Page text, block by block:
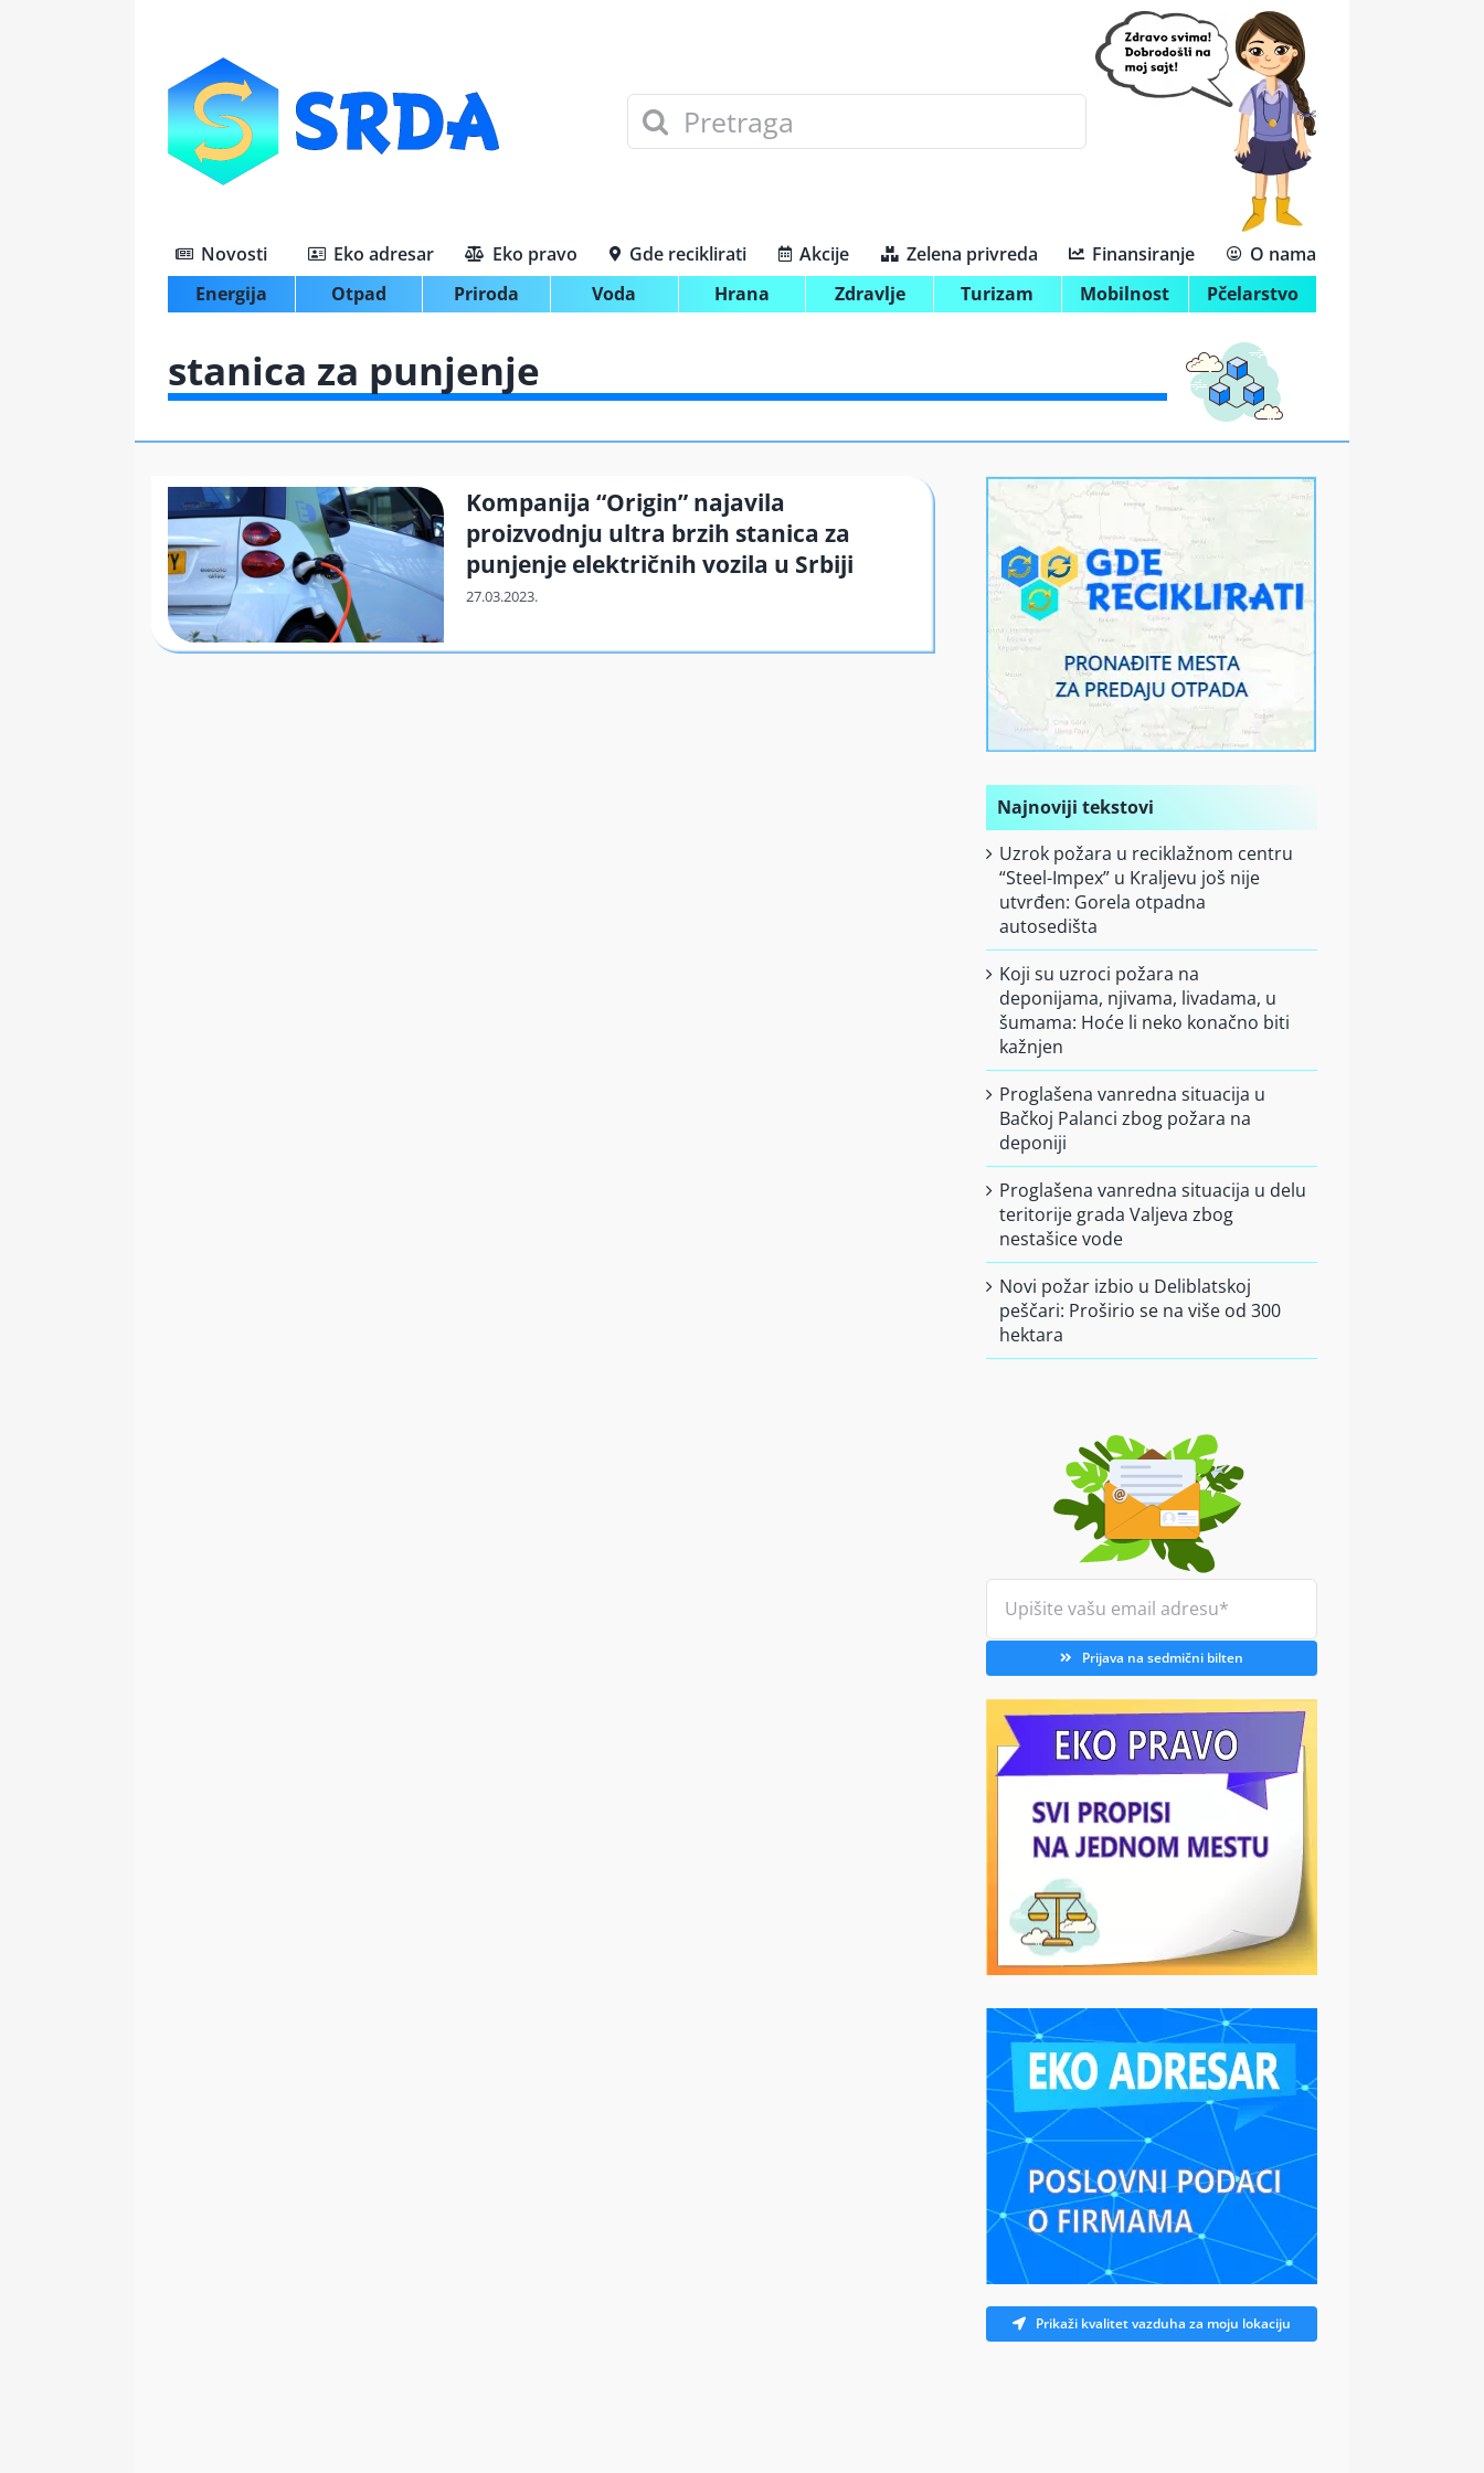
Search
for:
Novosti
Energija
Otpad Priroda Voda Hrana Zdravlje Turizam Mobilnost Pčelarstvo
Eko adresar Eko pravo Gde reciklirati Akcije Zelena privreda Finansiranje O nama
stanica za punjenje
Kompanija “Origin” najavila
proizvodnju ultra brzih stanica za
punjenje električnih vozila u Srbiji
Najnoviji tekstovi
Uzrok požara u reciklažnom centru
“Steel-Impex” u Kraljevu još nije
utvrđen: Gorela otpadna
autosedišta
Koji su uzroci požara na
deponijama, njivama, livadama, u
šumama: Hoće li neko konačno biti
kažnjen
Proglašena vanredna situacija u
Bačkoj Palanci zbog požara na
deponiji
Proglašena vanredna situacija u delu
teritorije grada Valjeva zbog
nestašice vode
Novi požar izbio u Deliblatskoj
peščari: Proširio se na više od 300
hektara
Prijava na sedmični bilten
Prikaži kvalitet vazduha za moju lokaciju